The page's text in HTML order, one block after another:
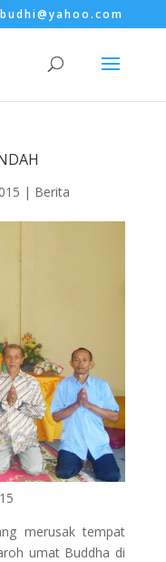
| Berita
merusak tempat
umat Buddha di